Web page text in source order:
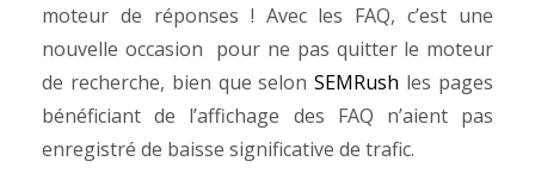
moteur de réponses ! Avec les FAQ, c’est une
nouvelle occasion pour ne pas quitter le moteur
de recherche, bien que selonSEMRush les pages
bénéficiant de l’affichage des FAQ n’aient pas
enregistré de baisse significative de trafic.